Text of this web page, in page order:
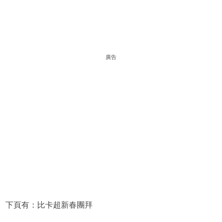
廣告
下頁有：比卡超新春團拜